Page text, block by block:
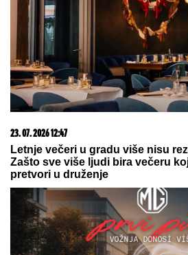
23. 07. 2026 12:47
Letnje večeri u gradu više nisu
Zašto sve više ljudi bira večeru
pretvori u druženje